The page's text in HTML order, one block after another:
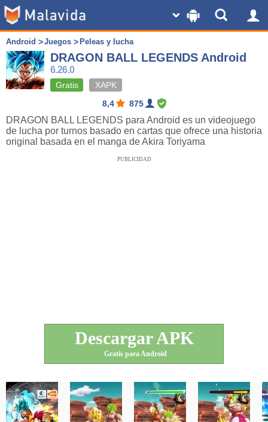
Android Juegos Peleas y lucha
DRAGON BALL LEGENDS Android
6.26.0
Gratis
XAPK
8,4
875
DRAGON BALL LEGENDS para Android es un videojuego
de lucha por turnos basado en cartas que ofrece una historia
original basada en el manga de Akira Toriyama
PUBLICIDAD
Descargar APK
Gratis para Android